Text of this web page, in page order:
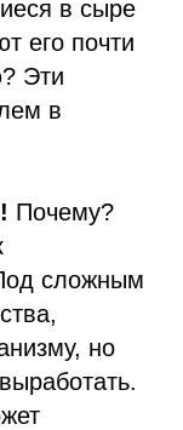
в сыре
его почти
Эти
в
Почему?
сложным
но